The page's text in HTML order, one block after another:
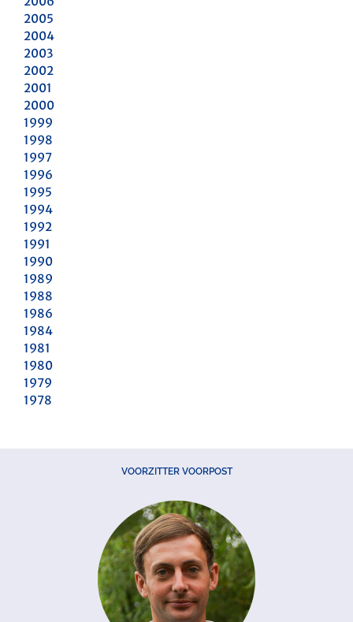
2005
2004
2003
2002
2001
2000
1999
1998
1997
1996
1995
1994
1992
1991
1990
1989
1988
1986
1984
1981
1980
1979
1978
VOORZITTER VOORPOST